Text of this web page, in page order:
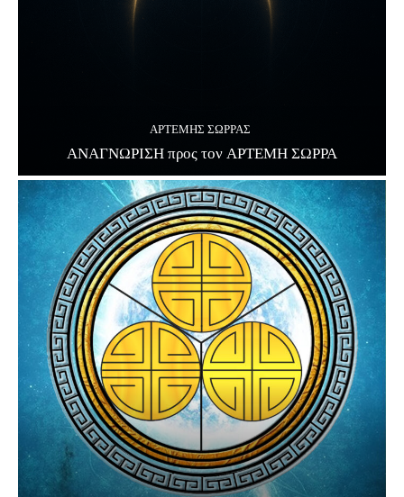
ΑΡΤΕΜΗΣ ΣΩΡΡΑΣ
ΑΝΑΓΝΩΡΙΣΗ προς τον ΑΡΤΕΜΗ ΣΩΡΡΑ